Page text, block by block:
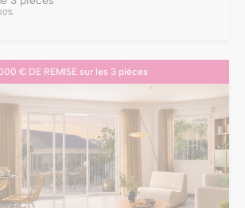
€ DE REMISE sur les 3 pièces